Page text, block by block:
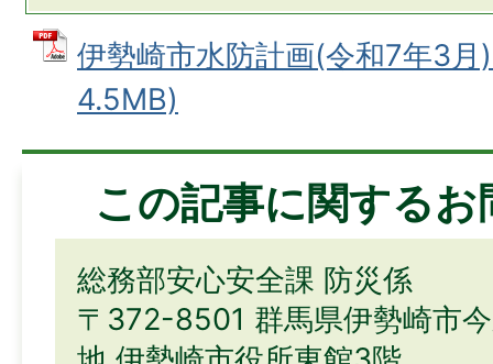
伊勢崎市水防計画(令和7年3
4.5MB)
この記事に関する
総務部安心安全課 防災係
〒372-8501 群馬県伊勢崎市